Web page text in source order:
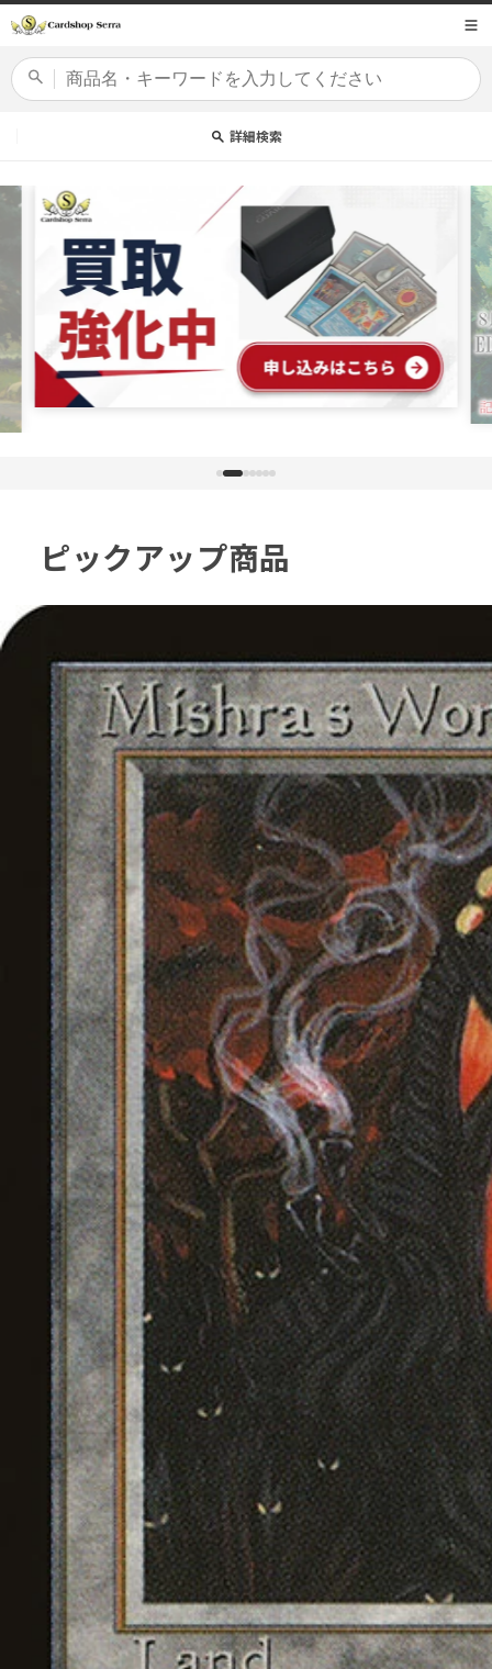
ンツに
詳細検索
商品コード
カードセット
ピックアップ商品